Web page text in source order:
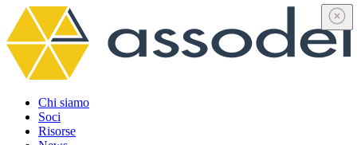
Chi siamo
Soci
Risorse